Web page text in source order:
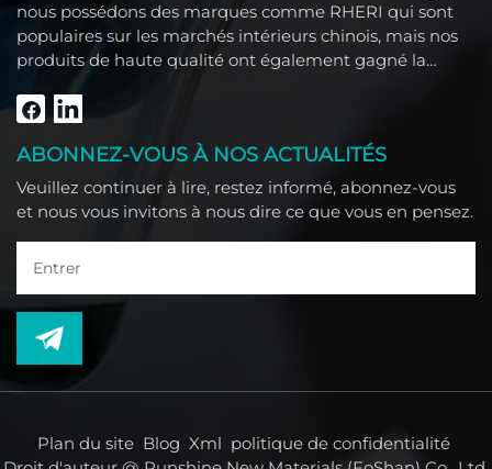
nous possédons des marques comme RHERI qui sont
populaires sur les marchés intérieurs chinois, mais nos
produits de haute qualité ont également gagné la
confiance des clients étrangers comme l'Asie du Sud-
Est, le Moyen-Orient, l'Amérique du Sud, l'Afrique et
ABONNEZ-VOUS À NOS ACTUALITÉS
Veuillez continuer à lire, restez informé, abonnez-vous
et nous vous invitons à nous dire ce que vous en pensez.
Plan du site Blog Xml politique de confidentialité